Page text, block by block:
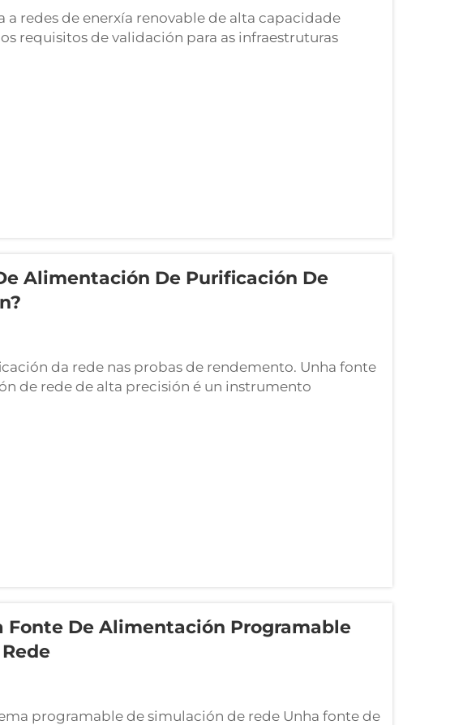
a redes de enerxía renovable de alta capacidade
requisitos de validación para as infraestruturas
sistemas de almacenamento de enerxía (ESS)
estáticas de hardware...
Alimentación De Purificación De
da rede nas probas de rendemento. Unha fonte
de rede de alta precisión é un instrumento
para limpar e estabilizar a entrada eléctrica
as probas de rendemento...
Fonte De Alimentación Programable
programable de simulación de rede Unha fonte de